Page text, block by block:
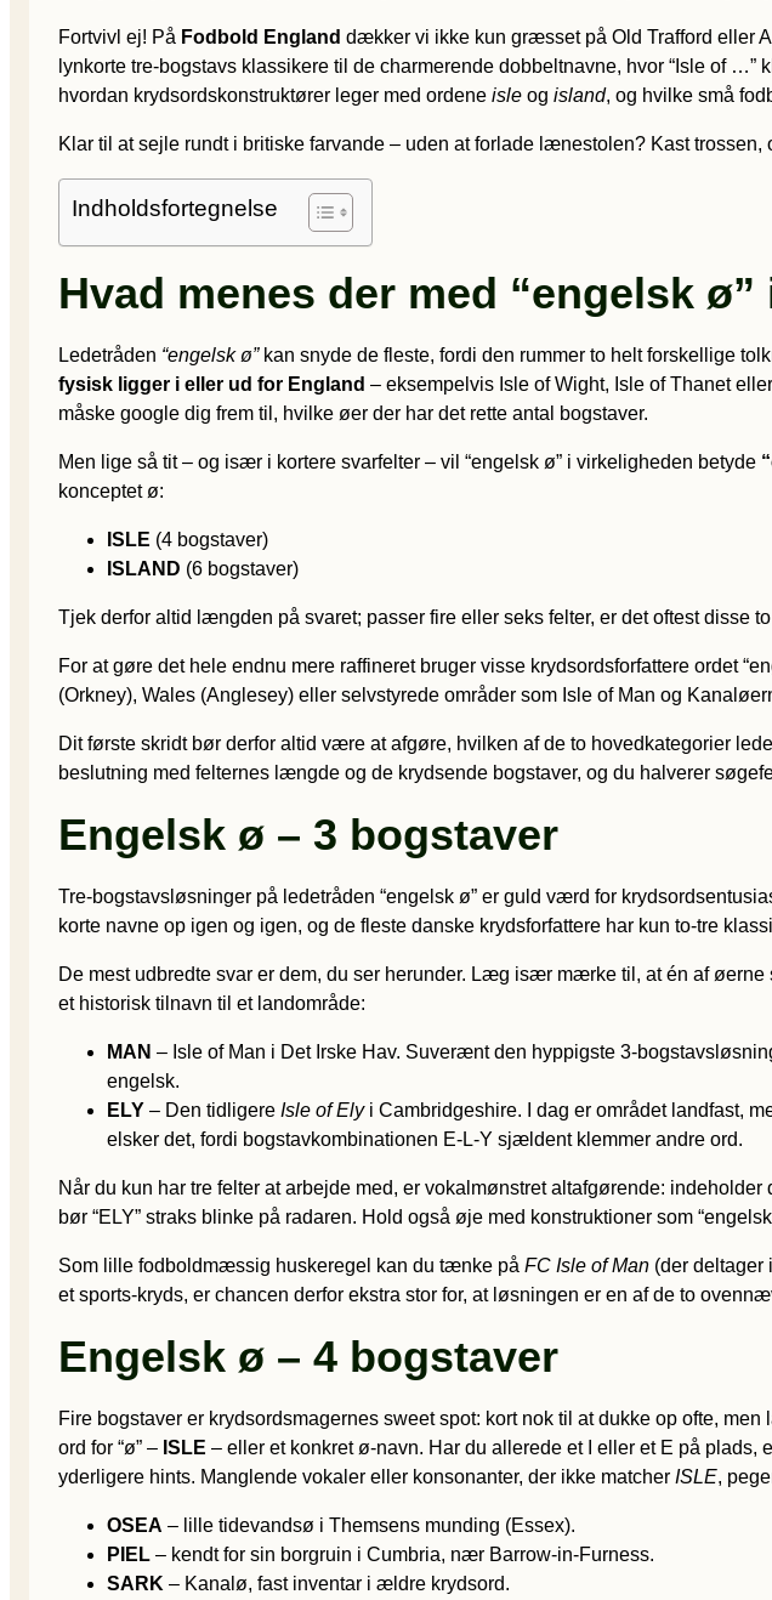
Fortvivl ej! På Fodbold England dækker vi ikke kun græsset på Old Trafford eller
lynkorte tre-bogstavs klassikere til de charmerende dobbeltnavne, hvor “Isle of
hvordan krydsordskonstruktører leger med ordene isle og island, og hvilke små
Klar til at sejle rundt i britiske farvande – uden at forlade lænestolen? Kast
Indholdsfortegnelse
Hvad menes der med “engelsk
Ledetråden “engelsk ø”kan snyde de fleste, fordi den rummer to helt forskellige
fysisk ligger i eller ud for England – eksempelvis Isle of Wight, Isle of Thanet
måske google dig frem til, hvilke øer der har det rette antal bogstaver.
Men lige så tit – og især i kortere svarfelter – vil “engelsk ø” i virkeligheden betyde
konceptet ø:
ISLE (4 bogstaver)
ISLAND (6 bogstaver)
Tjek derfor altid længden på svaret; passer fire eller seks felter, er det oftest disse
For at gøre det hele endnu mere raffineret bruger visse krydsordsforfattere ordet
(Orkney), Wales (Anglesey) eller selvstyrede områder som Isle of Man og
Dit første skridt bør derfor altid være at afgøre, hvilken af de to hovedkategorier
beslutning med felternes længde og de krydsende bogstaver, og du halverer
Engelsk ø – 3 bogstaver
Tre-bogstavsløsninger på ledetråden “engelsk ø” er guld værd for
korte navne op igen og igen, og de fleste danske krydsforfattere har kun to-tre
De mest udbredte svar er dem, du ser herunder. Læg især mærke til, at én af
et historisk tilnavn til et landområde:
MAN – Isle of Man i Det Irske Hav. Suverænt den hyppigste 3-
engelsk.
ELY – Den tidligere Isle of Elyi Cambridgeshire. I dag er området landfast,
elsker det, fordi bogstavkombinationen E-L-Y sjældent klemmer andre ord.
Når du kun har tre felter at arbejde med, er vokalmønstret altafgørende:
bør “ELY” straks blinke på radaren. Hold også øje med konstruktioner som
Som lille fodboldmæssig huskeregel kan du tænke på FC Isle of Man (der deltager
et sports-kryds, er chancen derfor ekstra stor for, at løsningen er en af de to
Engelsk ø – 4 bogstaver
Fire bogstaver er krydsordsmagernes sweet spot: kort nok til at dukke op ofte,
ord for “ø” – ISLE – eller et konkret ø-navn. Har du allerede et I eller et E på plads,
yderligere hints. Manglende vokaler eller konsonanter, der ikke matcher ISLE,
OSEA – lille tidevandsø i Themsens munding (Essex).
PIEL – kendt for sin borgruin i Cumbria, nær Barrow-in-Furness.
SARK – Kanalø, fast inventar i ældre krydsord.